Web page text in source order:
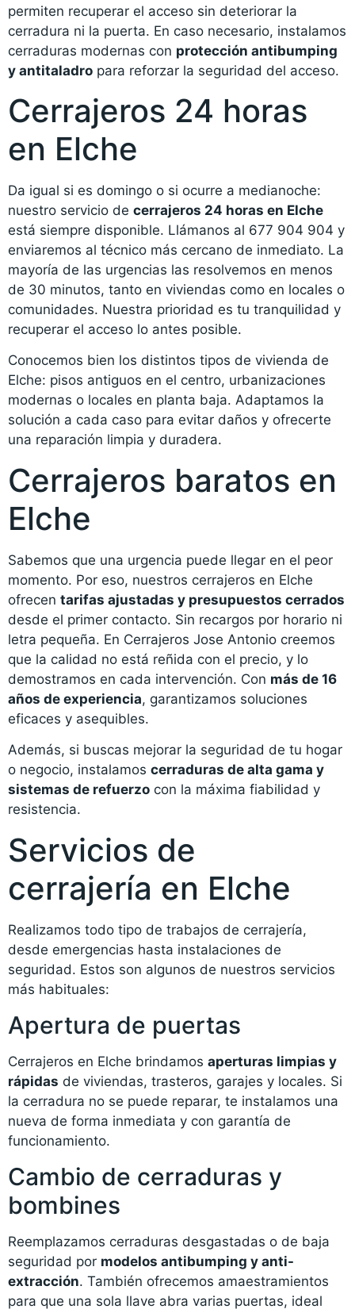
permiten recuperar el acceso sin deteriorar la
cerradura ni la puerta. En caso necesario, instalamos
cerraduras modernas con protección antibumping
y antitaladro para reforzar la seguridad del acceso.
Cerrajeros 24 horas
en Elche
Da igual si es domingo o si ocurre a medianoche:
nuestro servicio de cerrajeros 24 horas en Elche
está siempre disponible. Llámanos al 677 904 904 y
enviaremos al técnico más cercano de inmediato. La
mayoría de las urgencias las resolvemos en menos
de 30 minutos, tanto en viviendas como en locales o
comunidades. Nuestra prioridad es tu tranquilidad y
recuperar el acceso lo antes posible.
Conocemos bien los distintos tipos de vivienda de
Elche: pisos antiguos en el centro, urbanizaciones
modernas o locales en planta baja. Adaptamos la
solución a cada caso para evitar daños y ofrecerte
una reparación limpia y duradera.
Cerrajeros baratos en
Elche
Sabemos que una urgencia puede llegar en el peor
momento. Por eso, nuestros cerrajeros en Elche
ofrecen tarifas ajustadas y presupuestos cerrados
desde el primer contacto. Sin recargos por horario ni
letra pequeña. En Cerrajeros Jose Antonio creemos
que la calidad no está reñida con el precio, y lo
demostramos en cada intervención. Con más de 16
años de experiencia, garantizamos soluciones
eficaces y asequibles.
Además, si buscas mejorar la seguridad de tu hogar
o negocio, instalamos cerraduras de alta gama y
sistemas de refuerzo con la máxima fiabilidad y
resistencia.
Servicios de
cerrajería en Elche
Realizamos todo tipo de trabajos de cerrajería,
desde emergencias hasta instalaciones de
seguridad. Estos son algunos de nuestros servicios
más habituales:
Apertura de puertas
Cerrajeros en Elche brindamos aperturas limpias y
rápidas de viviendas, trasteros, garajes y locales. Si
la cerradura no se puede reparar, te instalamos una
nueva de forma inmediata y con garantía de
funcionamiento.
Cambio de cerraduras y
bombines
Reemplazamos cerraduras desgastadas o de baja
seguridad por modelos antibumping y anti-
extracción. También ofrecemos amaestramientos
para que una sola llave abra varias puertas, ideal